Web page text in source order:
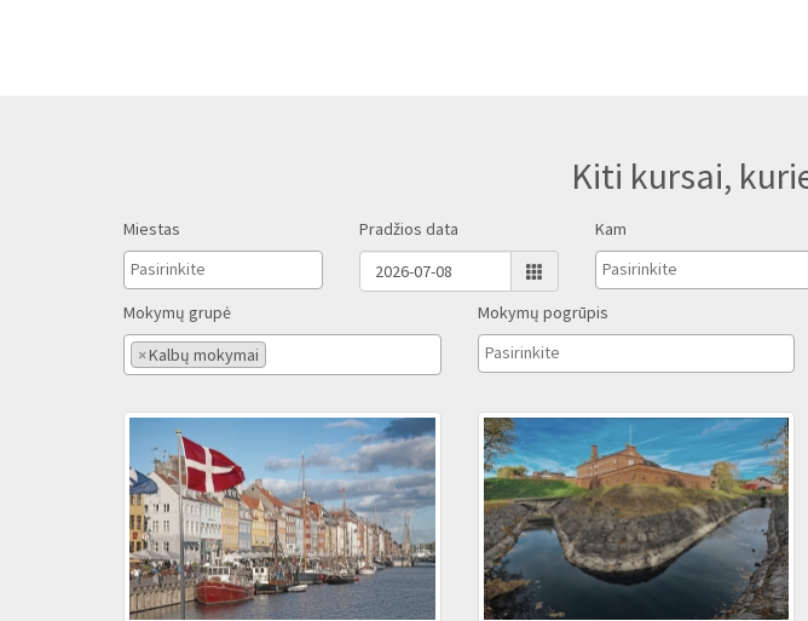
Kiti kursai,
Miestas Pradžios data Kam
Mokymų grupė
×Kalbų mokymai
Mokymų pogrūpis